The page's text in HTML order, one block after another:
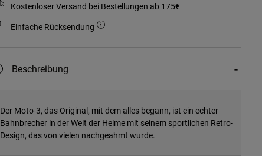
Kostenloser Versand bei Bestellungen ab 175€
Einfache Rücksendung
Beschreibung
Der Moto-3, das Original, mit dem alles begann, ist ein echter
Bahnbrecher in der Welt der Helme mit seinem sportlichen Retro-
Design, das von vielen nachgeahmt wurde.